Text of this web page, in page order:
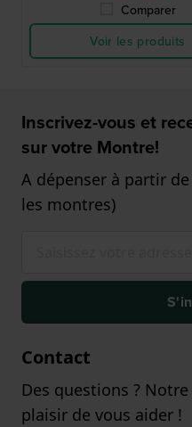
Comparer
Voir les produits
Inscrivez-vous et
sur votre Montre!
A dépenser à partir
les montres)
Contact
Des questions ?
plaisir de vous aider !